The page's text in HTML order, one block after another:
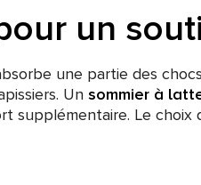
un
une partie des
Un sommier à
supplémentaire. Le